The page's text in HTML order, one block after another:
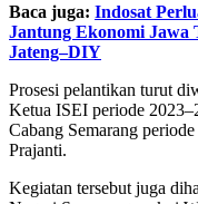
Baca juga: Indosat
Jantung Ekonomi Jawa
Jateng–DIY
Prosesi pelantikan turut
Ketua ISEI periode
Cabang Semarang
Prajanti.
Kegiatan tersebut juga